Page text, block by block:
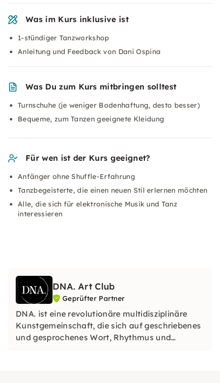
Was im Kurs inklusive ist
1-stündiger Tanzworkshop
Anleitung und Feedback von Dani Ospina
Was Du zum Kurs mitbringen solltest
Turnschuhe (je weniger Bodenhaftung, desto besser)
Bequeme, zum Tanzen geeignete Kleidung
Für wen ist der Kurs geeignet?
Anfänger ohne Shuffle-Erfahrung
Tanzbegeisterte, die einen neuen Stil erlernen möchten
Alle, die sich für elektronische Musik und Tanz
interessieren
DNA. Art Club
Geprüfter Partner
DNA. ist eine revolutionäre multidisziplinäre
Kunstgemeinschaft, die sich auf geschriebenes
und gesprochenes Wort, Rhythmus und